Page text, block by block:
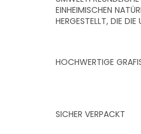
EINHEIMISCHEN
HERGESTELLT, DIE
HOCHWERTIGE
SICHER VERPACKT